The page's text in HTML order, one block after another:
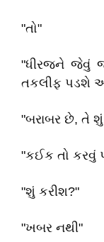
"તો"
"ધીરજને જેવું
તકલીફ પડશે
"બરાબર છે, તે શું
"કઈક તો કરવું
"શું કરીશ?"
"ખબર નથી"